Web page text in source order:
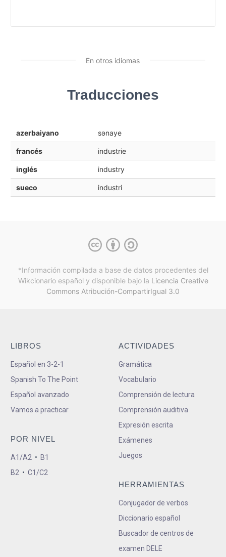
En otros idiomas
Traducciones
azerbaiyano sənaye
francés industrie
inglés industry
sueco industri
*Información compilada a base de datos procedentes del
Wikcionario español y disponible bajo la Licencia Creative
Commons Atribución-CompartirIgual 3.0
LIBROS
Español en 3-2-1
Spanish To The Point
Español avanzado
Vamos a practicar
POR NIVEL
A1/A2 • B1
B2 • C1/C2
ACTIVIDADES
Gramática
Vocabulario
Comprensión de lectura
Comprensión auditiva
Expresión escrita
Exámenes
Juegos
HERRAMIENTAS
Conjugador de verbos
Diccionario español
Buscador de centros de
examen DELE